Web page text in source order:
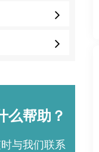
么帮助？
与我们联系